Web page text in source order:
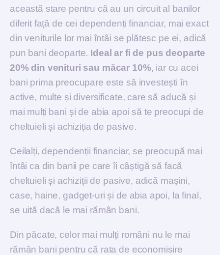
această stare pentru că au un circuit al banilor
diferit față de cei dependenți financiar, mai exact
din veniturile lor mai întâi se plătesc pe ei, adică
pun bani deoparte. Ideal ar fi de pus deoparte
20% din venituri sau măcar 10%, iar cu acei
bani prima preocupare este să investești în
active, multe și diversificate, care să aducă și
mai mulți bani și de abia apoi să te preocupi de
cheltuieli și achiziția de pasive.
Ceilalți, dependenții financiar, se preocupă mai
întâi ca din banii pe care îi câștigă să facă
cheltuieli și achiziții de pasive, adică mașini,
case, haine, gadget-uri și de abia apoi, la final,
se uită dacă le mai rămân bani.
Din păcate, celor mai mulți români nu le mai
rămân bani pentru că rata de economisire